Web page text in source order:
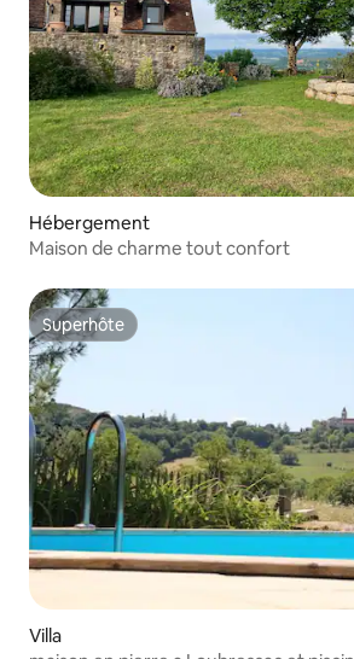
Hébergement
Maison de charme tout confort
Superhôte
Superhôte
Villa